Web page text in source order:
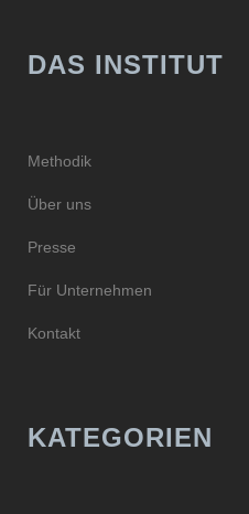
DAS INSTITUT
Methodik
Über uns
Presse
Für Unternehmen
Kontakt
KATEGORIEN